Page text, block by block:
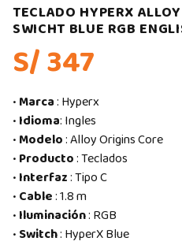
TECLADO HYPERX
SWICHT BLUE RGB
S/ 347
• Marca: Hyperx
• Idioma: Ingles
• Modelo: Alloy Origins Core
• Producto: Teclados
• Interfaz: Tipo C
• Cable: 1.8 m
• Iluminación: RGB
• Switch: HyperX Blue